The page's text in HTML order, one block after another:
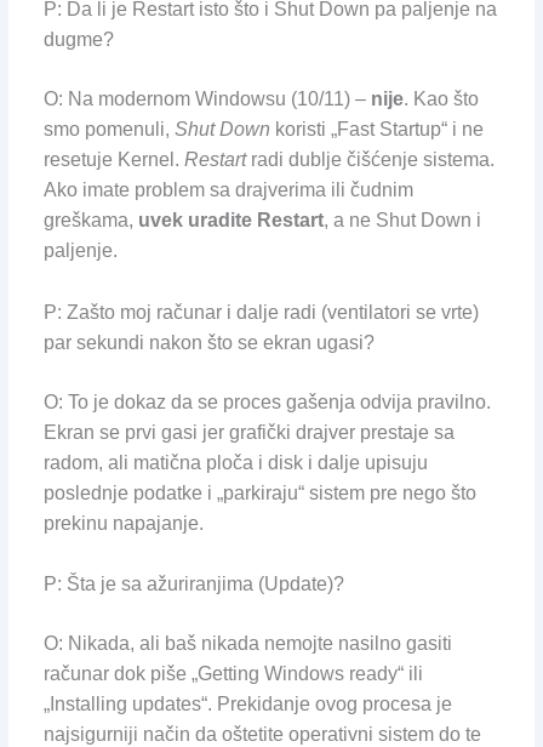
P: Da li je Restart isto što i Shut Down pa paljenje na
dugme?
O: Na modernom Windowsu (10/11) – nije. Kao što
smo pomenuli, Shut Down koristi „Fast Startup“ i ne
resetuje Kernel. Restartradi dublje čišćenje sistema.
Ako imate problem sa drajverima ili čudnim
greškama, uvek uradite Restart, a ne Shut Down i
paljenje.
P: Zašto moj računar i dalje radi (ventilatori se vrte)
par sekundi nakon što se ekran ugasi?
O: To je dokaz da se proces gašenja odvija pravilno.
Ekran se prvi gasi jer grafički drajver prestaje sa
radom, ali matična ploča i disk i dalje upisuju
poslednje podatke i „parkiraju“ sistem pre nego što
prekinu napajanje.
P: Šta je sa ažuriranjima (Update)?
O: Nikada, ali baš nikada nemojte nasilno gasiti
računar dok piše „Getting Windows ready“ ili
„Installing updates“. Prekidanje ovog procesa je
najsigurniji način da oštetite operativni sistem do te